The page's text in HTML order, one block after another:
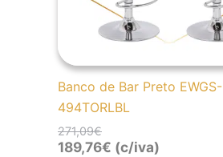
Banco de Bar Preto EWGS-
494TORLBL
271,09€
189,76€ (c/iva)